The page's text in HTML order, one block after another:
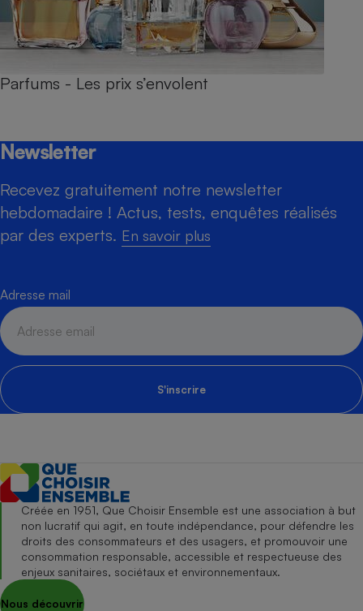
Parfums - Les prix s’envolent
Newsletter
Recevez gratuitement notre newsletter
hebdomadaire ! Actus, tests, enquêtes réalisés
par des experts. En savoir plus
Adresse mail
S'inscrire
Créée en 1951, Que Choisir Ensemble est une association à but
non lucratif qui agit, en toute indépendance, pour défendre les
droits des consommateurs et des usagers, et promouvoir une
consommation responsable, accessible et respectueuse des
enjeux sanitaires, sociétaux et environnementaux.
Nous découvrir